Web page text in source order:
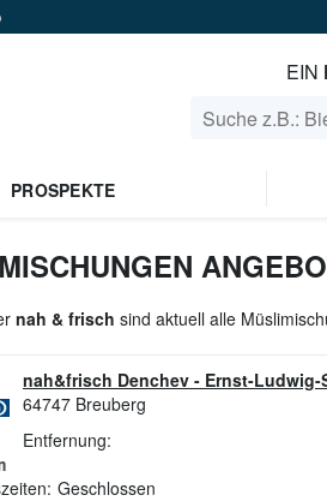
EIN
PROSPEKTE
nah & frisch sind aktuell alle
nah&frisch Denchev - Ernst-Ludwig-
64747 Breuberg
Entfernung:
Geschlossen